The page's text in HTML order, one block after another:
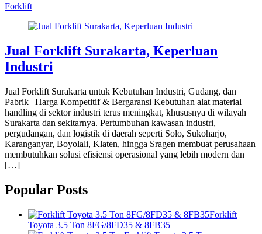
Forklift
Jual Forklift Surakarta, Keperluan
Industri
Jual Forklift Surakarta untuk Kebutuhan Industri, Gudang, dan
Pabrik | Harga Kompetitif & Bergaransi Kebutuhan alat material
handling di sektor industri terus meningkat, khususnya di wilayah
Surakarta dan sekitarnya. Pertumbuhan kawasan industri,
pergudangan, dan logistik di daerah seperti Solo, Sukoharjo,
Karanganyar, Boyolali, Klaten, hingga Sragen membuat perusahaan
membutuhkan solusi efisiensi operasional yang lebih modern dan
[…]
Popular Posts
Forklift
Toyota 3.5 Ton 8FG/8FD35 & 8FB35